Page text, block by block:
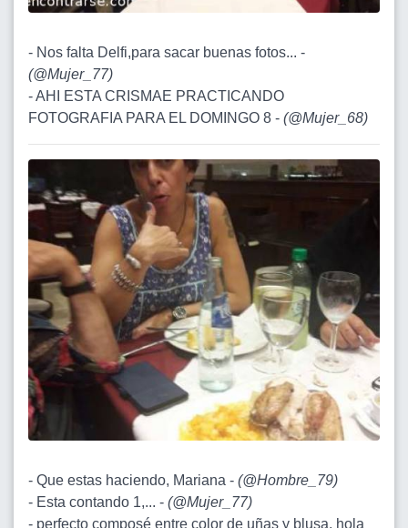
- Nos falta Delfi,para sacar buenas fotos... -
(@Mujer_77)
- AHI ESTA CRISMAE PRACTICANDO
FOTOGRAFIA PARA EL DOMINGO 8 - (@Mujer_68)
- Que estas haciendo, Mariana - (@Hombre_79)
- Esta contando 1,... - (@Mujer_77)
- perfecto composé entre color de uñas y blusa, hola